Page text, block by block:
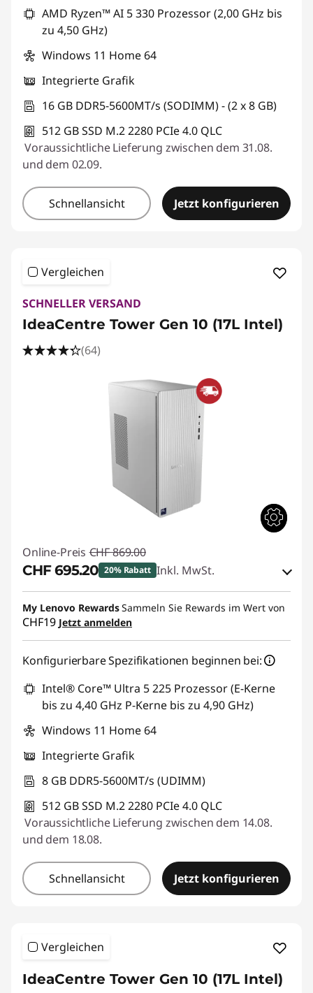
AMD Ryzen™ AI 5 330 Prozessor (2,00 GHz bis
zu 4,50 GHz)
Windows 11 Home 64
Integrierte Grafik
16 GB DDR5-5600MT/s (SODIMM) - (2 x 8 GB)
512 GB SSD M.2 2280 PCIe 4.0 QLC
Voraussichtliche Lieferung zwischen dem 31.08.
und dem 02.09.
Schnellansicht Jetzt konfigurieren
Vergleichen
SCHNELLER VERSAND
IdeaCentre Tower Gen 10 (17L Intel)
(64)
Online-Preis CHF 869.00
CHF 695.20 20% Rabatt Inkl. MwSt.
eCoupon-Rabatt :-CHF 173.80
eCoupon :SALES
My Lenovo RewardsSammeln Sie Rewards im Wert von
CHF19 Jetzt anmelden
Konfigurierbare Spezifikationen beginnen bei:
Intel® Core™ Ultra 5 225 Prozessor (E-Kerne
bis zu 4,40 GHz P-Kerne bis zu 4,90 GHz)
Windows 11 Home 64
Integrierte Grafik
8 GB DDR5-5600MT/s (UDIMM)
512 GB SSD M.2 2280 PCIe 4.0 QLC
Voraussichtliche Lieferung zwischen dem 14.08.
und dem 18.08.
Schnellansicht Jetzt konfigurieren
Vergleichen
IdeaCentre Tower Gen 10 (17L Intel)